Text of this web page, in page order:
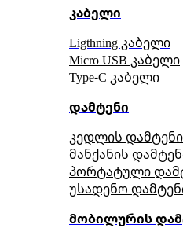
კაბელი
Ligthning კაბელი
Micro USB კაბელი
Type-C კაბელი
დამტენი
კედლის დამტენი
მანქანის
პორტატული
უსადენო
მობილურის